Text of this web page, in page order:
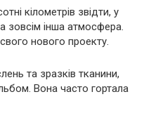
кілометрів звідти, у
зовсім інша атмосфера.
нового проекту.
та зразків тканини,
Вона часто гортала